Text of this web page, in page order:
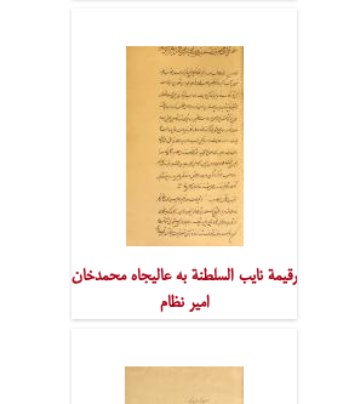
رقیمة نایب السلطنة به عالیجاه محمدخان
امیر نظام